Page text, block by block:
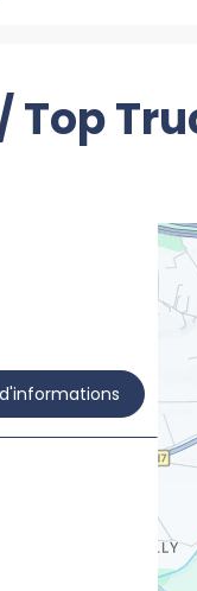
Top